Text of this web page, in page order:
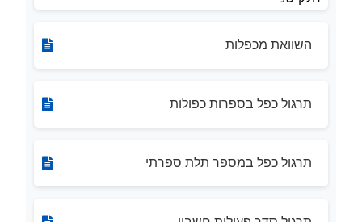
השוואת מכפלות
תרגול כפל בספרות כפולות
תרגול כפל במספר תלת ספרתי